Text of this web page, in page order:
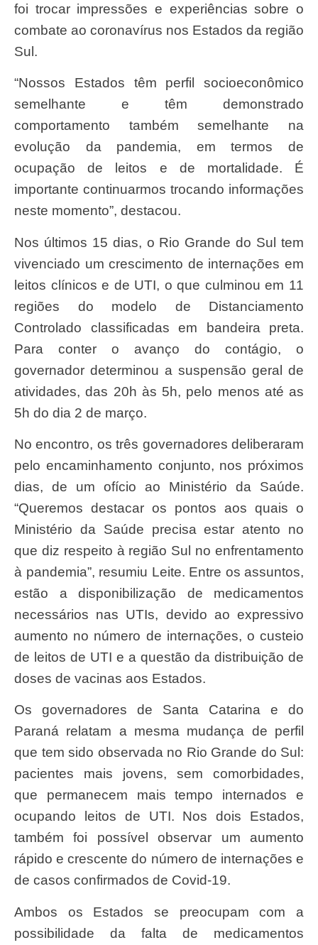
foi trocar impressões e experiências sobre o
combate ao coronavírus nos Estados da região
Sul.
“Nossos Estados têm perfil socioeconômico
semelhante e têm demonstrado
comportamento também semelhante na
evolução da pandemia, em termos de
ocupação de leitos e de mortalidade. É
importante continuarmos trocando informações
neste momento”, destacou.
Nos últimos 15 dias, o Rio Grande do Sul tem
vivenciado um crescimento de internações em
leitos clínicos e de UTI, o que culminou em 11
regiões do modelo de Distanciamento
Controlado classificadas em bandeira preta.
Para conter o avanço do contágio, o
governador determinou a suspensão geral de
atividades, das 20h às 5h, pelo menos até as
5h do dia 2 de março.
No encontro, os três governadores deliberaram
pelo encaminhamento conjunto, nos próximos
dias, de um ofício ao Ministério da Saúde.
“Queremos destacar os pontos aos quais o
Ministério da Saúde precisa estar atento no
que diz respeito à região Sul no enfrentamento
à pandemia”, resumiu Leite. Entre os assuntos,
estão a disponibilização de medicamentos
necessários nas UTIs, devido ao expressivo
aumento no número de internações, o custeio
de leitos de UTI e a questão da distribuição de
doses de vacinas aos Estados.
Os governadores de Santa Catarina e do
Paraná relatam a mesma mudança de perfil
que tem sido observada no Rio Grande do Sul:
pacientes mais jovens, sem comorbidades,
que permanecem mais tempo internados e
ocupando leitos de UTI. Nos dois Estados,
também foi possível observar um aumento
rápido e crescente do número de internações e
de casos confirmados de Covid-19.
Ambos os Estados se preocupam com a
possibilidade da falta de medicamentos